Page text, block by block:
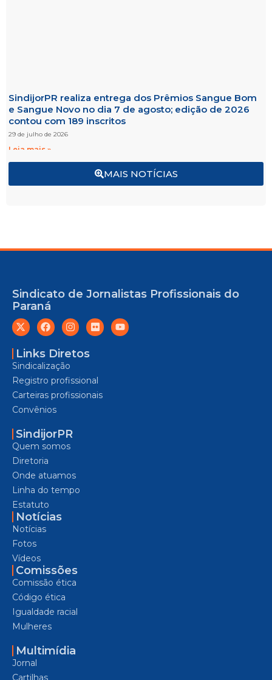
MAIS NOTÍCIAS
SindijorPR realiza entrega dos Prêmios Sangue Bom
e Sangue Novo no dia 7 de agosto; edição de 2026
contou com 189 inscritos
29 de julho de 2026
Leia mais »
Sindicato de Jornalistas Profissionais do
Paraná
Links Diretos
Sindicalização
Registro profissional
Carteiras profissionais
Convênios
SindijorPR
Quem somos
Diretoria
Onde atuamos
Linha do tempo
Estatuto
Notícias
Notícias
Fotos
Vídeos
Comissões
Comissão ética
Código ética
Igualdade racial
Mulheres
Multimídia
Jornal
Cartilhas